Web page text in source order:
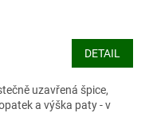
DETAIL
uzavřená špice,
a výška paty - v